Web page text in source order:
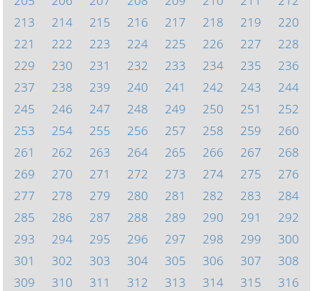
213
214 215 216 217 218 219
220
221
222 223 224 225 226 227
228
229
230 231 232 233 234 235
236
237
238 239 240 241 242 243
244
245
246 247 248 249 250 251
252
253
254 255 256 257 258 259
260
261
262 263 264 265 266 267
268
269
270 271 272 273 274 275
276
277
278 279 280 281 282 283
284
285
286 287 288 289 290 291
292
293
294 295 296 297 298 299
300
301
302 303 304 305 306 307
308
309
310 311 312 313 314 315
316